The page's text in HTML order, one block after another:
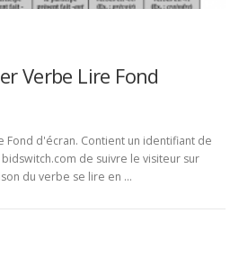
Verbe Lire Fond
Fond d'écran. Contient un identifiant de
de suivre le visiteur sur
du verbe se lire en …